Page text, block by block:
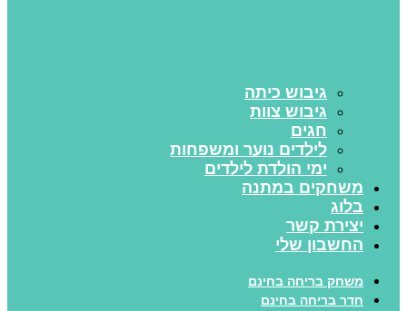
גיבוש כיתה
גיבוש צוות
חגים
לילדים נוער ומשפחות
ימי הולדת לילדים
משחקים במתנה
בלוג
יצירת קשר
החשבון שלי
משחק בריחה בחינם
חדר בריחה בחינם